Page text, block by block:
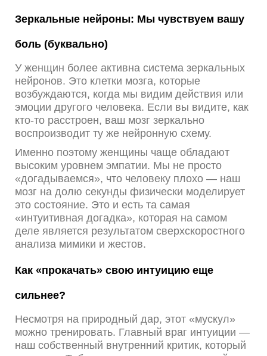
Зеркальные нейроны: Мы чувствуем вашу
боль (буквально)
У женщин более активна система зеркальных
нейронов. Это клетки мозга, которые
возбуждаются, когда мы видим действия или
эмоции другого человека. Если вы видите, как
кто-то расстроен, ваш мозг зеркально
воспроизводит ту же нейронную схему.
Именно поэтому женщины чаще обладают
высоким уровнем эмпатии. Мы не просто
«догадываемся», что человеку плохо — наш
мозг на долю секунды физически моделирует
это состояние. Это и есть та самая
«интуитивная догадка», которая на самом
деле является результатом сверхскоростного
анализа мимики и жестов.
Как «прокачать» свою интуицию еще
сильнее?
Несмотря на природный дар, этот «мускул»
можно тренировать. Главный враг интуиции —
наш собственный внутренний критик, который